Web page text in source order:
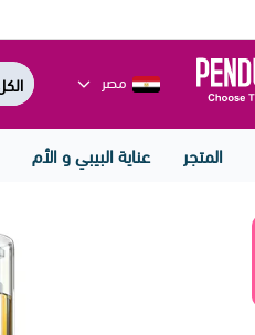
مصر
المتجر عناية البيبي و الأم